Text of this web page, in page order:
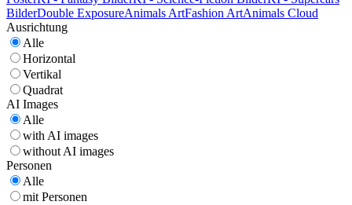
BilderDouble ExposureAnimals ArtFashion ArtAnimals Cloud
Ausrichtung
Alle
Horizontal
Vertikal
Quadrat
AI Images
Alle
with AI images
without AI images
Personen
Alle
mit Personen